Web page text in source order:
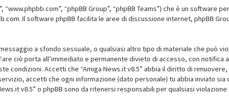
“phpBB Group”, “phpBB Teams”) che è un software
. Il software phpBB facilita le aree di discussione internet, phpBB
a sfondo sessuale, o qualsiasi altro tipo di materiale che può
ciò porta all’immediato e permanente divieto di accesso, con
condizioni. Accetti che “Amiga News.it v8.5” abbia il diritto di
accetti che ogni informazione (dato personale) tu abbia inviato
v8.5” o phpBB sono da ritenersi responsabili per qualsiasi